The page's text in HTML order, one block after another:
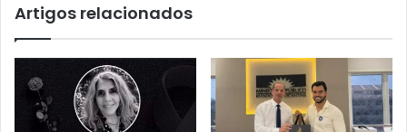
Artigos relacionados